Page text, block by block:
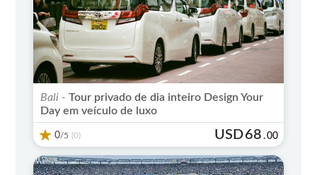
Bali - Tour privado de dia inteiro Design Your
Day em veículo de luxo
0/5 (0) USD68 .00